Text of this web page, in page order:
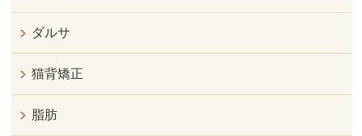
ダルサ
猫背矯正
脂肪